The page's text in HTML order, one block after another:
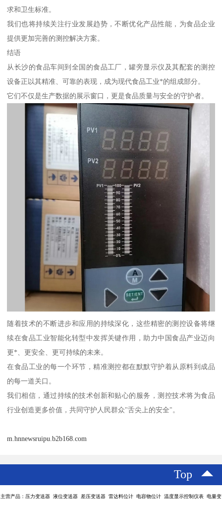
求和卫生标准。
我们也将持续关注行业发展趋势，不断优化产品性能，为食品企业
提供更加完善的测控解决方案。
结语
从长沙的食品车间到全国的食品工厂，罐旁显示仪及其配套的测控
设备正以其精准、可靠的表现，成为现代食品工业*的组成部分。
它们不仅是生产数据的展示窗口，更是食品质量与安全的守护者。
随着技术的不断进步和应用的持续深化，这些精密的测控设备将继
续在食品工业智能化转型中发挥关键作用，助力中国食品产业迈向
更*、更安全、更可持续的未来。
在食品工业的每一个环节，精准测控都在默默守护着从原料到成品
的每一道关口。
我们相信，通过持续的技术创新和贴心的服务，测控技术将为食品
行业创造更多价值，共同守护人民群众"舌尖上的安全"。
m.hnnewsruipu.b2b168.com
Top
主营产品：压力变送器 液位变送器 差压变送器 雷达料位计 电容物位计 温度显示控制仪表 电量变